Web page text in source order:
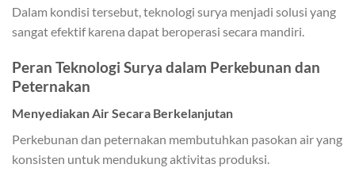
Dalam kondisi tersebut, teknologi surya menjadi solusi yang
sangat efektif karena dapat beroperasi secara mandiri.
Peran Teknologi Surya dalam Perkebunan dan
Peternakan
Menyediakan Air Secara Berkelanjutan
Perkebunan dan peternakan membutuhkan pasokan air yang
konsisten untuk mendukung aktivitas produksi.